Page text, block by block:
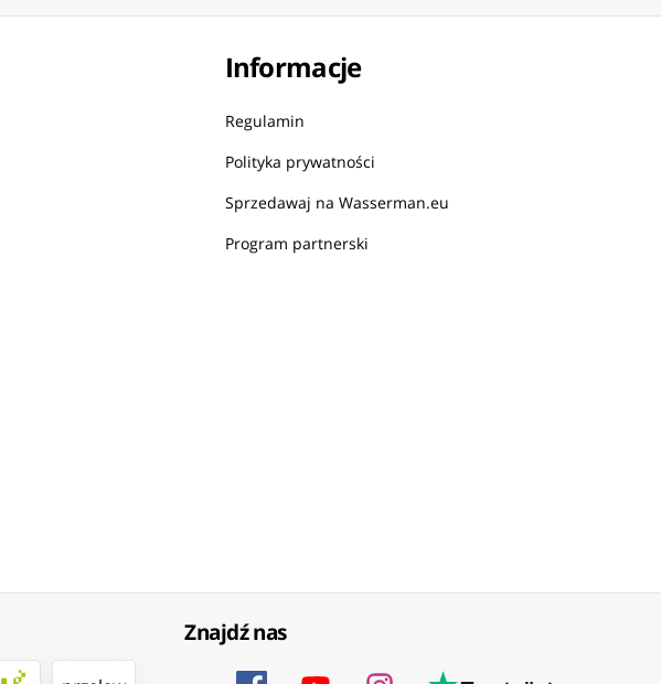
Informacje
Regulamin
Polityka prywatności
Sprzedawaj na Wasserman.eu
Program partnerski
Znajdź nas